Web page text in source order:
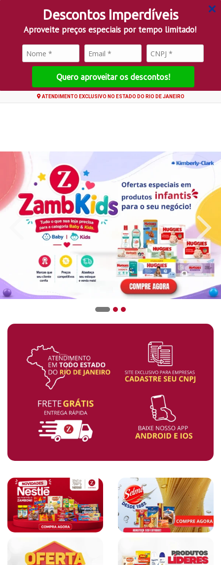
Descontos Imperdíveis
Aproveite preços especiais por tempo limitado!
Quero aproveitar os descontos!
ATENDIMENTO EXCLUSIVO NO ESTADO DO RIO DE JANEIRO